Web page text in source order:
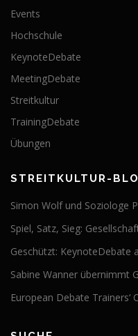
Events
Hochschule
KeynoteDebate
MeetingDebate
Streitkultur
TrainingDebate
Übungen
STREITKULTUR-
Simon Wolf und Soziologe
Spiel, Satz, Sieg:
Geschützt: KeynoteDebate
Sabine Wanner übernimmt
European Debate Trainers‘